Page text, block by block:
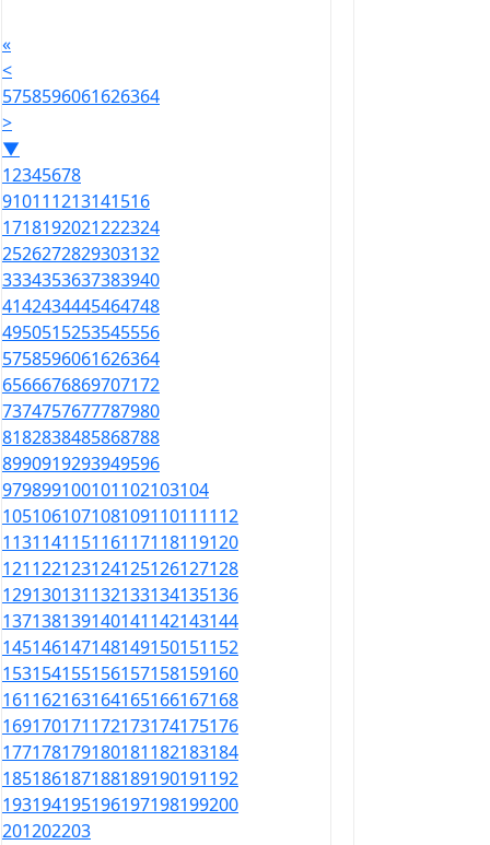
«
<
5758596061626364
>
▼
12345678
910111213141516
1718192021222324
2526272829303132
3334353637383940
4142434445464748
4950515253545556
5758596061626364
6566676869707172
7374757677787980
8182838485868788
8990919293949596
979899100101102103104
105106107108109110111112
113114115116117118119120
121122123124125126127128
129130131132133134135136
137138139140141142143144
145146147148149150151152
153154155156157158159160
161162163164165166167168
169170171172173174175176
177178179180181182183184
185186187188189190191192
193194195196197198199200
201202203